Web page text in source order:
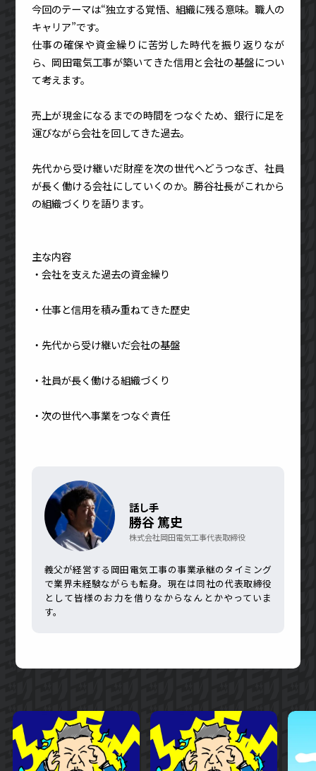
今回のテーマは“独立する覚悟、組織に残る意味。職人の
キャリア”です。
仕事の確保や資金繰りに苦労した時代を振り返りなが
ら、岡田電気工事が築いてきた信用と会社の基盤につい
て考えます。
売上が現金になるまでの時間をつなぐため、銀行に足を
運びながら会社を回してきた過去。
先代から受け継いだ財産を次の世代へどうつなぎ、社員
が長く働ける会社にしていくのか。勝谷社長がこれから
の組織づくりを語ります。
主な内容
・会社を支えた過去の資金繰り
・仕事と信用を積み重ねてきた歴史
・先代から受け継いだ会社の基盤
・社員が長く働ける組織づくり
・次の世代へ事業をつなぐ責任
話し手
勝谷 篤史
株式会社岡田電気工事代表取締役
義父が経営する岡田電気工事の事業承継のタイミング
で業界未経験ながらも転身。現在は同社の代表取締役
として皆様のお力を借りなからなんとかやっていま
す。